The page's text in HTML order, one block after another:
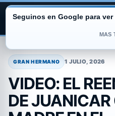
contenido
GRAN HERMANO 1 JULIO, 2026
VIDEO: EL
DE JUANICAR
Seguinos en Google para
MAS